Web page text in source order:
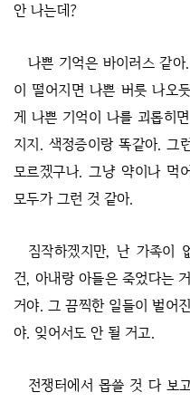
안 나는데?
나쁜 기억은 바이러스 같
이 떨어지면 나쁜 버릇 나오
게 나쁜 기억이 나를 괴롭히
지지. 색정증이랑 똑같아. 그
모르겠구나. 그냥 약이나 먹
모두가 그런 것 같아.
짐작하겠지만, 난 가족이
건, 아내랑 아들은 죽었다는
거야. 그 끔찍한 일들이 벌어
야. 잊어서도 안 될 거고.
전쟁터에서 몹쓸 것 다 보